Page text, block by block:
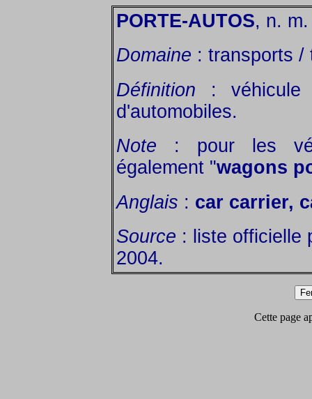
PORTE-AUTOS, n.
Domaine : transports /
Définition : véhicule
d'automobiles.
Note : pour les
également "wagons
Anglais : car carrier,
Source : liste officielle
2004.
Cette page